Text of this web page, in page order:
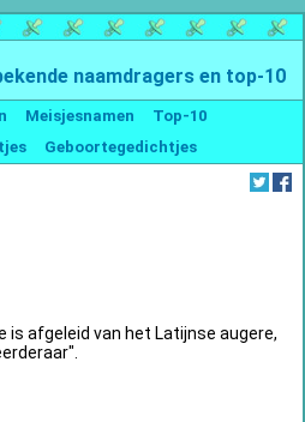
naamdragers en top-10
Meisjesnamen
Top-10
Geboortegedichtjes
is afgeleid van het Latijnse augere,